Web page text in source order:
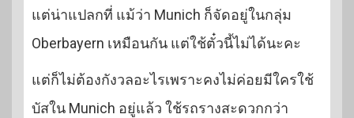
แต่น่าแปลกที่ แม้ว่า Munich ก็จัดอยู่ในกลุ่ม
Oberbayern เหมือนกัน แต่ใช้ตั๋วนี้ไม่ได้นะคะ
แต่ก็ไม่ต้องกังวลอะไรเพราะคงไม่ค่อยมีใครใช้
บัสใน Munich อยู่แล้ว ใช้รถรางสะดวกกว่า